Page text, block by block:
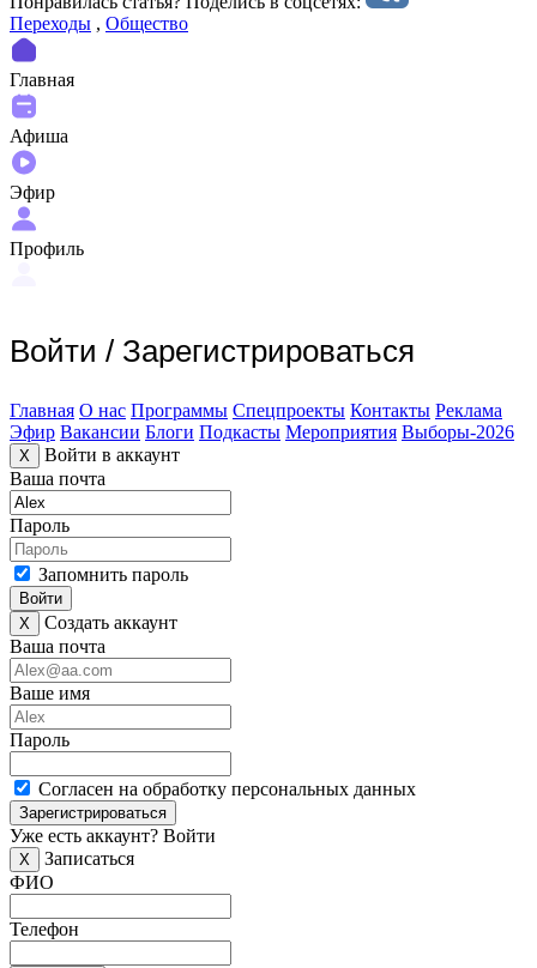
Переходы , Общество
Главная
Афиша
Эфир
Профиль
Войти / Зарегистрироваться
Главная О нас Программы Спецпроекты Контакты Реклама
Эфир Вакансии Блоги Подкасты Мероприятия Выборы-2026
X
Войти в аккаунт
Ваша почта
Пароль
Запомнить пароль
Войти
X
Создать аккаунт
Ваша почта
Ваше имя
Пароль
Согласен на обработку персональных данных
Зарегистрироваться
Уже есть аккаунт? Войти
X
Записаться
ФИО
Телефон